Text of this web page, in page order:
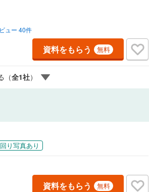
ス～・小さいお子様や家事で外出できない、天
やZOOMなど無料のアプリですぐにご利用い
タッフがご興味ある物件の現地から映像をお届
い「空気感」や違うアングルからみたかったリ
かり確認できます・リモート相談は第三者によ
のファイナンシャルプランナーと1対1で・バー
心・忙しいパートナーに変わって予め確認も・
でしたらお電話でのお問合せがスムーズですお
ュー 40件
資料をもらう 無料
（全1社）
り写真あり
資料をもらう 無料